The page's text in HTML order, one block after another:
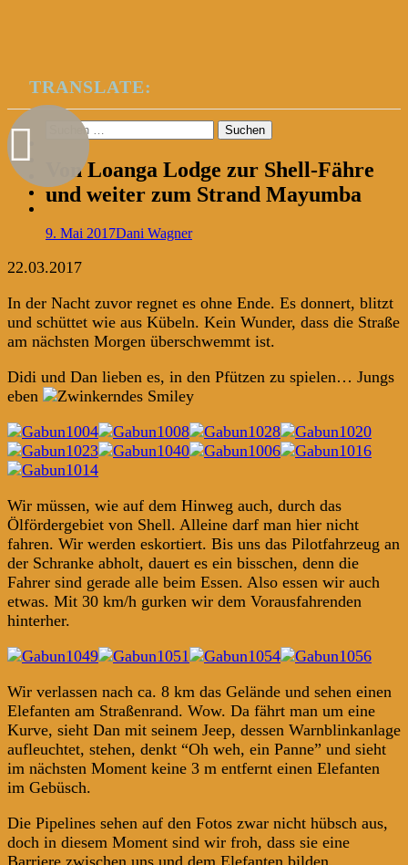
TRANSLATE:
Suchen
Von Loanga Lodge zur Shell-Fähre
und weiter zum Strand Mayumba
9. Mai 2017Dani Wagner
22.03.2017
In der Nacht zuvor regnet es ohne Ende. Es donnert, blitzt
und schüttet wie aus Kübeln. Kein Wunder, dass die Straße
am nächsten Morgen überschwemmt ist.
Didi und Dan lieben es, in den Pfützen zu spielen… Jungs
eben
Wir müssen, wie auf dem Hinweg auch, durch das
Ölfördergebiet von Shell. Alleine darf man hier nicht
fahren. Wir werden eskortiert. Bis uns das Pilotfahrzeug an
der Schranke abholt, dauert es ein bisschen, denn die
Fahrer sind gerade alle beim Essen. Also essen wir auch
etwas. Mit 30 km/h gurken wir dem Vorausfahrenden
hinterher.
Wir verlassen nach ca. 8 km das Gelände und sehen einen
Elefanten am Straßenrand. Wow. Da fährt man um eine
Kurve, sieht Dan mit seinem Jeep, dessen Warnblinkanlage
aufleuchtet, stehen, denkt “Oh weh, ein Panne” und sieht
im nächsten Moment keine 3 m entfernt einen Elefanten
im Gebüsch.
Die Pipelines sehen auf den Fotos zwar nicht hübsch aus,
doch in diesem Moment sind wir froh, dass sie eine
Barriere zwischen uns und dem Elefanten bilden.